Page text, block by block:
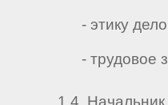
- этику
- трудовое
1.4.